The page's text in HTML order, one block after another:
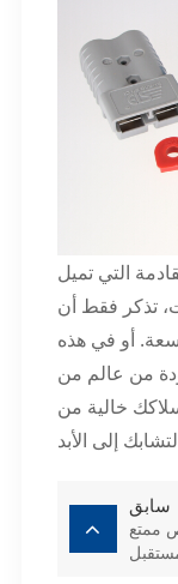
التي تميل
تذكر فقط أن
أو في هذه
من عالم من
خالية من
سابق
ممتع